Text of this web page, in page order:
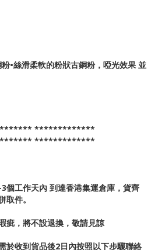
•絲滑柔軟的粉狀古銅粉，啞光效果 並
*************
*************
個工作天內 到達香港集運倉庫，貨齊
件。
疵，將不設退換，敬請見諒
於收到貨品後2日內按照以下步驟聯絡